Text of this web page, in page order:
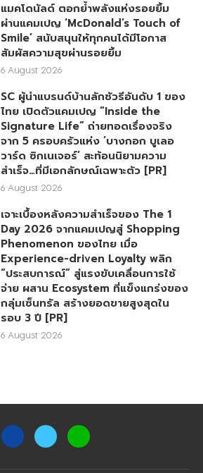
แมคโดนัลด์ ตอกย้ำพลังแห่งรอยยิ้ม
ผ่านแคมเปญ ‘McDonald’s Touch of
Smile’ สนับสนุนให้ทุกคนได้มีโอกาส
สัมผัสความสุขผ่านรอยยิ้ม
6 August 2026
SC ผู้นำแบรนด์บ้านลักชัวรีอันดับ 1 ของ
ไทย เปิดตัวแคมเปญ “Inside the
Signature Life” ถ่ายทอดเรื่องจริง
จาก 5 ครอบครัวแห่ง ‘บางกอก บูเลอ
วาร์ด ซิกเนเจอร์’ สะท้อนนิยามความ
สำเร็จ…ที่มีเอกลักษณ์เฉพาะตัว [PR]
6 August 2026
เจาะเบื้องหลังความสำเร็จของ The 1
Day 2026 จากแคมเปญสู่ Shopping
Phenomenon ของไทย เมื่อ
Experience-driven Loyalty พลิก
“ประสบการณ์” สู่แรงขับเคลื่อนการใช้
จ่าย ผสาน Ecosystem ที่แข็งแกร่งของ
กลุ่มเซ็นทรัล สร้างยอดขายสูงสุดใน
รอบ 3 ปี [PR]
6 August 2026